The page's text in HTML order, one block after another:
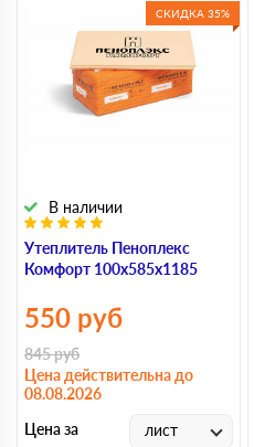
СКИДКА 35%
Утеплитель Пеноплекс
Комфорт 100х585х1185
В наличии
550 руб
845руб
Цена действительна до
08.08.2026
Цена за
лист